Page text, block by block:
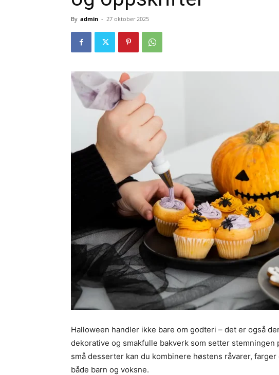
By admin - 27 oktober 2025
Halloween handler ikke bare om godteri – det er også
dekorative og smakfulle bakverk som setter stemningen
små desserter kan du kombinere høstens råvarer,
både barn og voksne.